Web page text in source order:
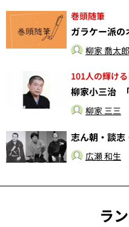
巻頭随筆
ガラケー派の
柳家 喬太郎
101人の輝け
柳家小三治
柳家 三三
志ん朝・談志
広瀬 和生
ラ